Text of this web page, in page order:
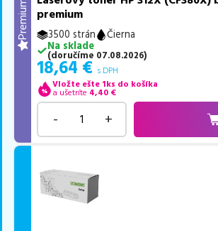
Premium
premium
3500 strán
Čierna
Na sklade
(doručíme 07.08.2026)
18,64 € s DPH
Vložte ešte 1ks do košíka
a ušetríte 4,40 €
- +